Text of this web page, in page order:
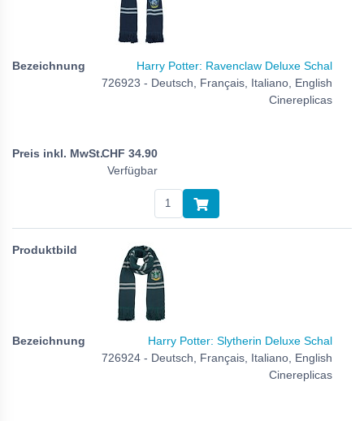
Harry Potter: Ravenclaw Deluxe Schal
726923 - Deutsch, Français, Italiano, English
Cinereplicas
CHF 34.90
Verfügbar
Harry Potter: Slytherin Deluxe Schal
726924 - Deutsch, Français, Italiano, English
Cinereplicas